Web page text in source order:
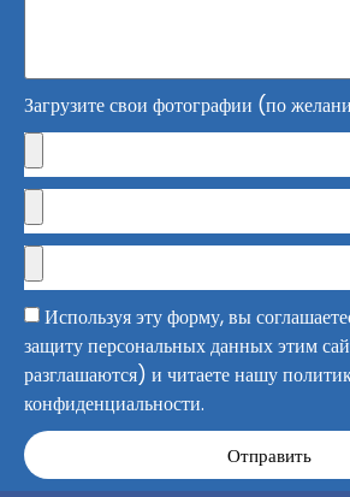
Загрузите свои фотографии (по
Используя эту форму, вы
защиту персональных данных этим
разглашаются) и читаете нашу
конфиденциальности.
Отправить